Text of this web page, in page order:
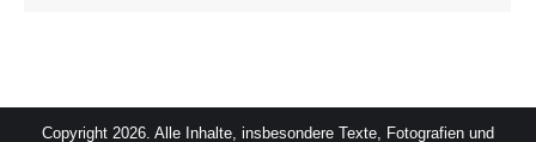
Copyright 2026. Alle Inhalte, insbesondere Texte, Fotografien und